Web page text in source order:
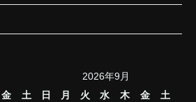
金 土
2026年9月
日
月 火 水 木 金 土